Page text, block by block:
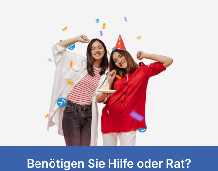
Benötigen Sie Hilfe oder Rat?